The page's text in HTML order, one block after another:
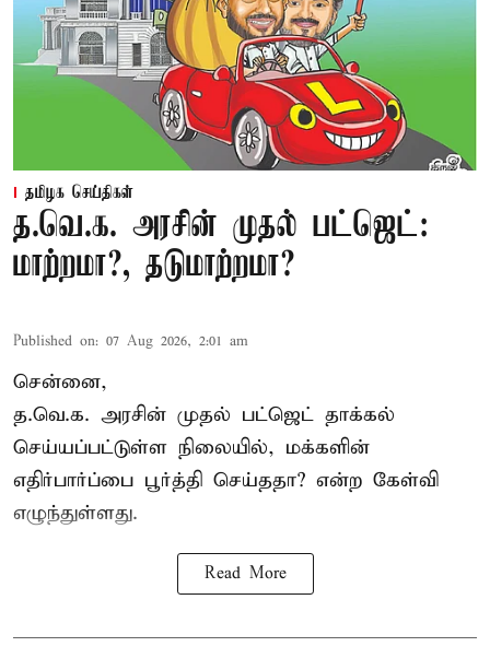
தமிழக செய்திகள்
த.வெ.க. அரசின் முதல் பட்ஜெட்:
மாற்றமா?, தடுமாற்றமா?
Published on: 07 Aug 2026, 2:01 am
சென்னை,
த.வெ.க. அரசின் முதல் பட்ஜெட் தாக்கல்
செய்யப்பட்டுள்ள நிலையில், மக்களின்
எதிர்பார்ப்பை பூர்த்தி செய்ததா? என்ற கேள்வி
எழுந்துள்ளது.
Read More